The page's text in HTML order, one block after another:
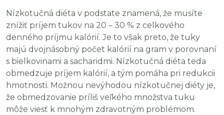
Nízkotučná diéta v podstate znamená, že musíte
znížiť príjem tukov na 20 – 30 % z celkového
denného príjmu kalórií. Je to však preto, že tuky
majú dvojnásobný počet kalórií na gram v porovnaní
s bielkovinami a sacharidmi. Nízkotučná diéta teda
obmedzuje príjem kalórií, a tým pomáha pri redukcii
hmotnosti. Možnou nevýhodou nízkotučnej diéty je,
že obmedzovanie príliš veľkého množstva tuku
môže viesť k mnohým zdravotným problémom.